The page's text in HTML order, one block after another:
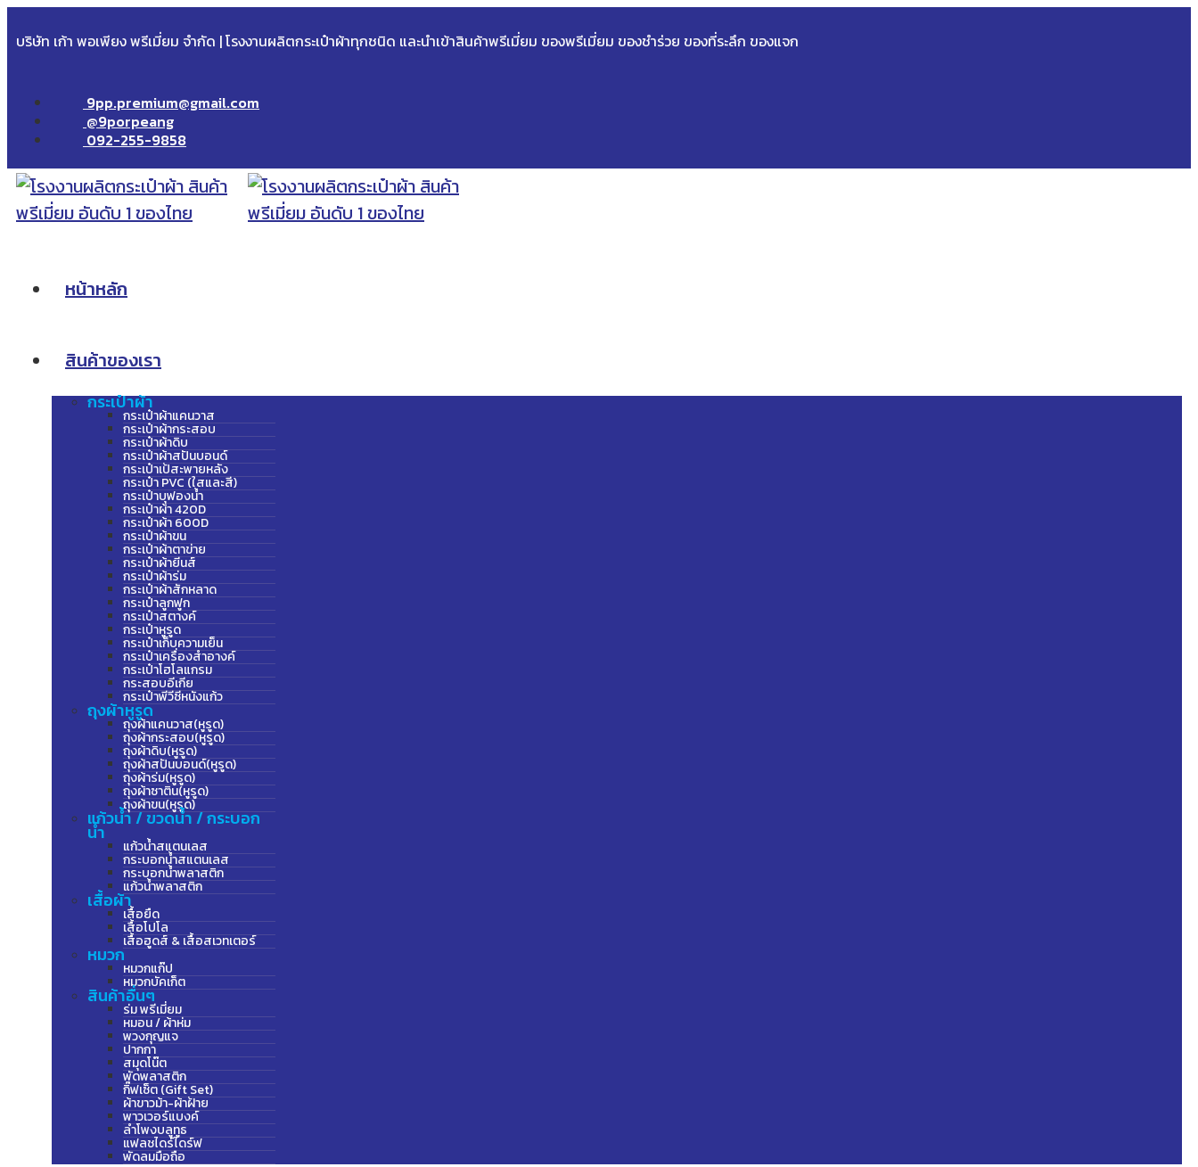
บริษัท เก้า พอเพียง พรีเมี่ยม จำกัด | โรงงานผลิตกระเป๋าผ้าทุกชนิด และนำเข้าสินค้าพรีเมี่ยม ของพรีเมี่ยม ของชำร่วย ของที่ระลึก ของแจก
9pp.premium@gmail.com
@9porpeang
092-255-9858
หน้าหลัก
สินค้าของเรา
กระเป๋าผ้า
กระเป๋าผ้าแคนวาส
กระเป๋าผ้ากระสอบ
กระเป๋าผ้าดิบ
กระเป๋าผ้าสปันบอนด์
กระเป๋าเป้สะพายหลัง
กระเป๋า PVC (ใสและสี)
กระเป๋าบุฟองน้ำ
กระเป๋าผ้า 420D
กระเป๋าผ้า 600D
กระเป๋าผ้าขน
กระเป๋าผ้าตาข่าย
กระเป๋าผ้ายีนส์
กระเป๋าผ้าร่ม
กระเป๋าผ้าสักหลาด
กระเป๋าลูกฟูก
กระเป๋าสตางค์
กระเป๋าหูรูด
กระเป๋าเก็บความเย็น
กระเป๋าเครื่องสำอางค์
กระเป๋าโฮโลแกรม
กระสอบอีเกีย
กระเป๋าพีวีซีหนังแก้ว
ถุงผ้าหูรูด
ถุงผ้าแคนวาส(หูรูด)
ถุงผ้ากระสอบ(หูรูด)
ถุงผ้าดิบ(หูรูด)
ถุงผ้าสปันบอนด์(หูรูด)
ถุงผ้าร่ม(หูรูด)
ถุงผ้าซาติน(หูรูด)
ถุงผ้าขน(หูรูด)
แก้วน้ำ / ขวดน้ำ / กระบอก
น้ำ
แก้วน้ำสแตนเลส
กระบอกน้ำสแตนเลส
กระบอกน้ำพลาสติก
แก้วน้ำพลาสติก
เสื้อผ้า
เสื้อยืด
เสื้อโปโล
เสื้อฮูดส์ & เสื้อสเวทเตอร์
หมวก
หมวกแก๊ป
หมวกบัคเก็ต
สินค้าอื่นๆ
ร่ม พรีเมี่ยม
หมอน / ผ้าห่ม
พวงกุญแจ
ปากกา
สมุดโน๊ต
พัดพลาสติก
กิ๊ฟเซ็ต (Gift Set)
ผ้าขาวม้า-ผ้าฝ้าย
พาวเวอร์แบงค์
ลำโพงบลูทูธ
แฟลชไดร์ไดร์ฟ
พัดลมมือถือ